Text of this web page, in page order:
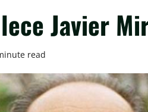
Javier
read